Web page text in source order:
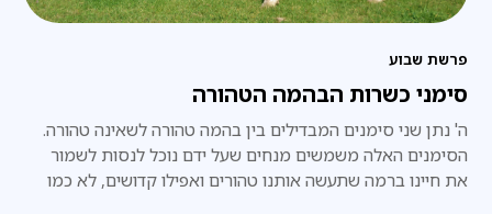
פרשת שבוע
סימני כשרות הבהמה הטהורה
ה' נתן שני סימנים המבדילים בין בהמה טהורה לשאינה טהורה.
הסימנים האלה משמשים מנחים שעל ידם נוכל לנסות לשמור
את חיינו ברמה שתעשה אותנו טהורים ואפילו קדושים, לא כמו